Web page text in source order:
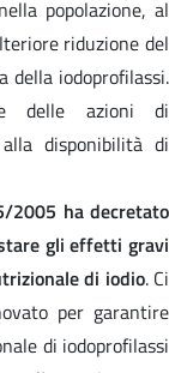
popolazione, al
riduzione del
della iodoprofilassi.
delle azioni di
disponibilità di
2005 ha decretato
gli effetti gravi
di iodio. Ci
per garantire
di iodoprofilassi